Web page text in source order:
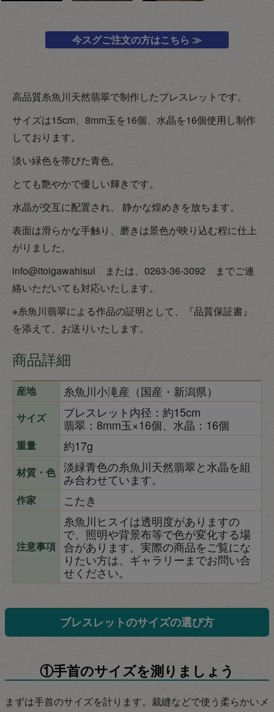
今スグご注文の方はこちら ≫
高品質糸魚川天然翡翠で制作したブレスレットです。
サイズは15cm、8mm玉を16個、水晶を16個使用し制作
しております。
淡い緑色を帯びた青色。
とても艶やかで優しい輝きです。
水晶が交互に配置され、 静かな煌めきを放ちます。
表面は滑らかな手触り、磨きは景色が映り込む程に仕上
がりました。
info@itoigawahisui または、0263-36-3092 までご連
絡いただいても対応いたします。
※糸魚川翡翠による作品の証明として、『品質保証書』
を添えて、お送りいたします。
商品詳細
産地 糸魚川小滝産（国産・新潟県）
サイズ
ブレスレット内径：約15cm
翡翠：8mm玉×16個、水晶：16個
重量 約17g
材質・色
淡緑青色の糸魚川天然翡翠と水晶を組
み合わせています。
作家 こたき
注意事項
糸魚川ヒスイは透明度がありますの
で、照明や背景布等で色が変化する場
合があります。実際の商品をご覧にな
りたい方は、ギャラリーまでお問い合
せください。
ブレスレットのサイズの選び方
①手首のサイズを測りましょう
まずは手首のサイズを計ります。裁縫などで使う柔らかいメ